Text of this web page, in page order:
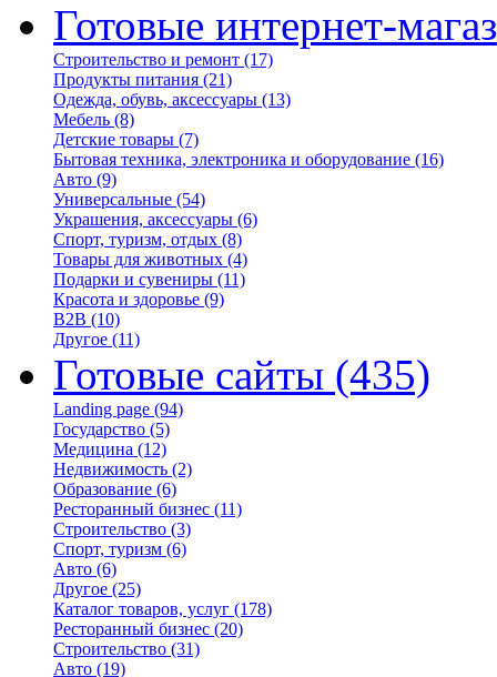
Готовые интернет-
Строительство и ремонт (17)
Продукты питания (21)
Одежда, обувь, аксессуары (13)
Мебель (8)
Детские товары (7)
Бытовая техника, электроника и оборудование (16)
Авто (9)
Универсальные (54)
Украшения, аксессуары (6)
Спорт, туризм, отдых (8)
Товары для животных (4)
Подарки и сувениры (11)
Красота и здоровье (9)
B2B (10)
Другое (11)
Готовые сайты (435)
Landing page (94)
Государство (5)
Медицина (12)
Недвижимость (2)
Образование (6)
Ресторанный бизнес (11)
Строительство (3)
Спорт, туризм (6)
Авто (6)
Другое (25)
Каталог товаров, услуг (178)
Ресторанный бизнес (20)
Строительство (31)
Авто (19)